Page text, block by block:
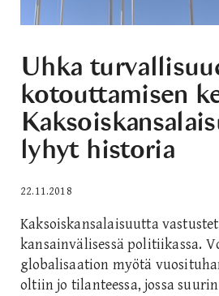
Uhka
kotouttamisen
lyhyt historia
22.11.2018
Kaksoiskansalaisuutta
kansainvälisessä politiikassa.
globalisaation myötä
oltiin jo tilanteessa, jossa